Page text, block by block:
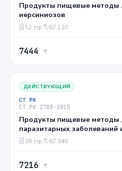
Продукты пищевые методы
иерсиниозов
52 стр. 67.120
7444 ₸
ДЕЙСТВУЮЩИЙ
СТ РК
СТ РК 2788-2015
Продукты пищевые методы
паразитарных заболеваний
38 стр. 67.040
7216 ₸